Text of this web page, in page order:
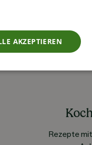
Rezepte
AKZEPTIEREN